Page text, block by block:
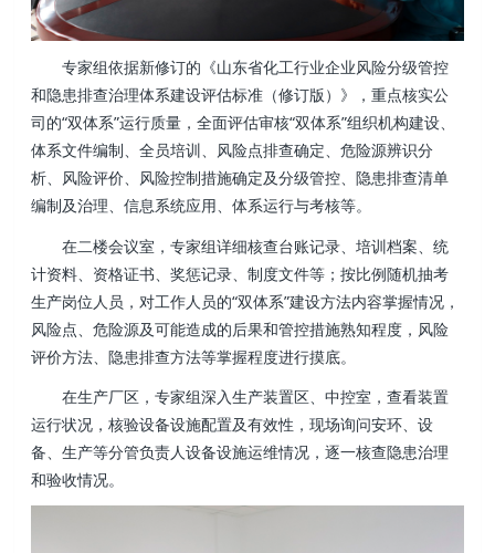
专家组依据新修订的《山东省化工行业企业风险分级管控
和隐患排查治理体系建设评估标准（修订版）》，重点核实公
司的“双体系”运行质量，全面评估审核“双体系”组织机构建设、
体系文件编制、全员培训、风险点排查确定、危险源辨识分
析、风险评价、风险控制措施确定及分级管控、隐患排查清单
编制及治理、信息系统应用、体系运行与考核等。
在二楼会议室，专家组详细核查台账记录、培训档案、统
计资料、资格证书、奖惩记录、制度文件等；按比例随机抽考
生产岗位人员，对工作人员的“双体系”建设方法内容掌握情况，
风险点、危险源及可能造成的后果和管控措施熟知程度，风险
评价方法、隐患排查方法等掌握程度进行摸底。
在生产厂区，专家组深入生产装置区、中控室，查看装置
运行状况，核验设备设施配置及有效性，现场询问安环、设
备、生产等分管负责人设备设施运维情况，逐一核查隐患治理
和验收情况。